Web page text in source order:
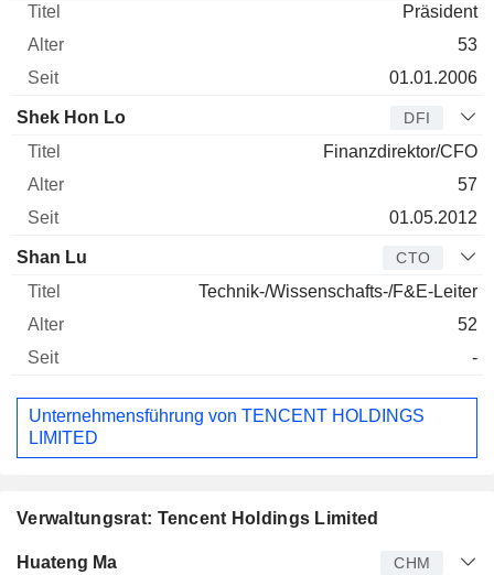
Präsident
53
01.01.2006
Shek Hon Lo DFI
Finanzdirektor/CFO
57
01.05.2012
Shan Lu CTO
Technik-/Wissenschafts-/F&E-Leiter
52
-
Unternehmensführung von TENCENT HOLDINGS
LIMITED
Verwaltungsrat: Tencent Holdings Limited
Verwaltungsratsmitglied
Huateng Ma CHM